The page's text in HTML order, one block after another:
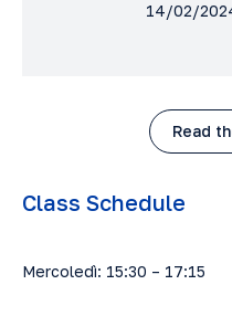
14/02/
Read
Class Schedule
Mercoledì: 15:30 – 17:15